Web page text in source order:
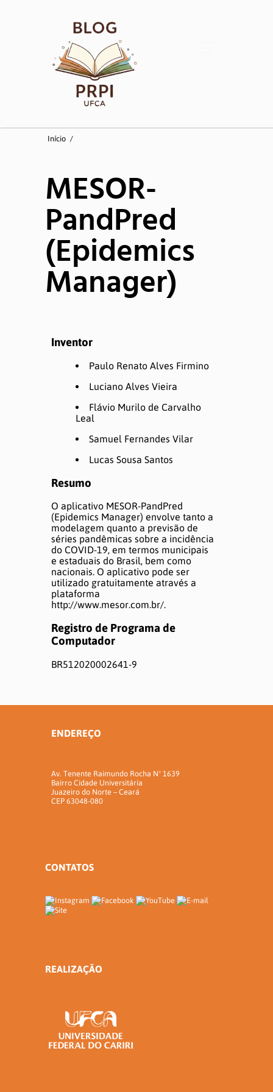
Pesquisa
Pós-Graduação
Inovação
Editoração e Apoio à Publicação
Dados
Divulgação Científica
Apoio aos Periódicos
Sobre
Início /
MESOR-
PandPred
(Epidemics
Manager)
Inventor
Paulo Renato Alves Firmino
Luciano Alves Vieira
Flávio Murilo de Carvalho
Leal
Samuel Fernandes Vilar
Lucas Sousa Santos
Resumo
O aplicativo MESOR-PandPred
(Epidemics Manager) envolve tanto a
modelagem quanto a previsão de
séries pandêmicas sobre a incidência
do COVID-19, em termos municipais
e estaduais do Brasil, bem como
nacionais. O aplicativo pode ser
utilizado gratuitamente através a
plataforma
http://www.mesor.com.br/.
Registro de Programa de
Computador
BR512020002641-9
ENDEREÇO
Av. Tenente Raimundo Rocha Nº 1639
Bairro Cidade Universitária
Juazeiro do Norte – Ceará
CEP 63048-080
CONTATOS
REALIZAÇÃO